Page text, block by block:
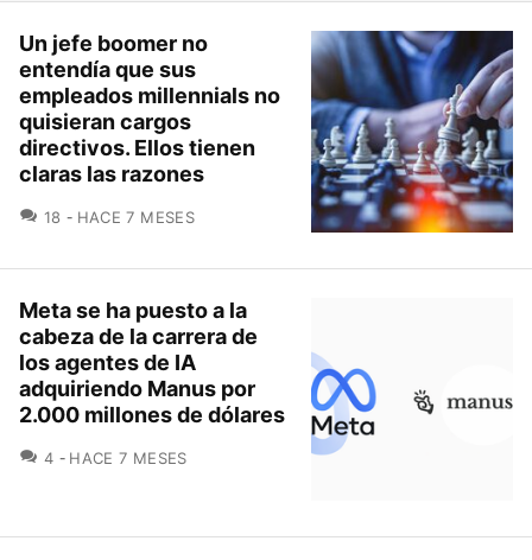
Un jefe boomer no
entendía que sus
empleados millennials no
quisieran cargos
directivos. Ellos tienen
claras las razones
18 COMENTARIOS
HACE 7 MESES
Meta se ha puesto a la
cabeza de la carrera de
los agentes de IA
adquiriendo Manus por
2.000 millones de dólares
4 COMENTARIOS
HACE 7 MESES